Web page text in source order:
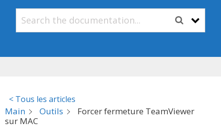
< Tous les articles
Main Outils
Forcer fermeture TeamViewer
sur MAC